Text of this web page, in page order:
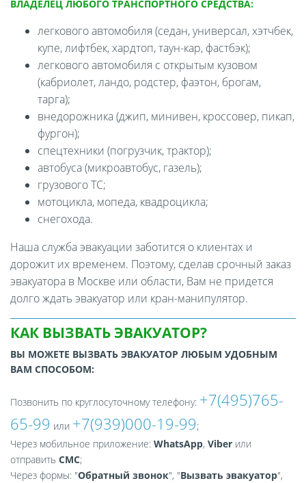
ВЛАДЕЛЕЦ ЛЮБОГО ТРАНСПОРТНОГО СРЕДСТВА:
легкового автомобиля (седан, универсал, хэтчбек,
купе, лифтбек, хардтоп, таун-кар, фастбэк);
легкового автомобиля с открытым кузовом
(кабриолет, ландо, родстер, фаэтон, брогам,
тарга);
внедорожника (джип, минивен, кроссовер, пикап,
фургон);
спецтехники (погрузчик, трактор);
автобуса (микроавтобус, газель);
грузового ТС;
мотоцикла, мопеда, квадроцикла;
снегохода.
Наша служба эвакуации заботится о клиентах и
дорожит их временем. Поэтому, сделав срочный заказ
эвакуатора в Москве или области, Вам не придется
долго ждать эвакуатор или кран-манипулятор.
КАК ВЫЗВАТЬ ЭВАКУАТОР?
ВЫ МОЖЕТЕ ВЫЗВАТЬ ЭВАКУАТОР ЛЮБЫМ УДОБНЫМ
ВАМ СПОСОБОМ:
Позвонить по круглосуточному телефону: +7(495)765-
65-99 или +7(939)000-19-99;
Через мобильное приложение: WhatsApp, Viber или
отправить СМС;
Через формы: "Обратный звонок", "Вызвать эвакуатор",